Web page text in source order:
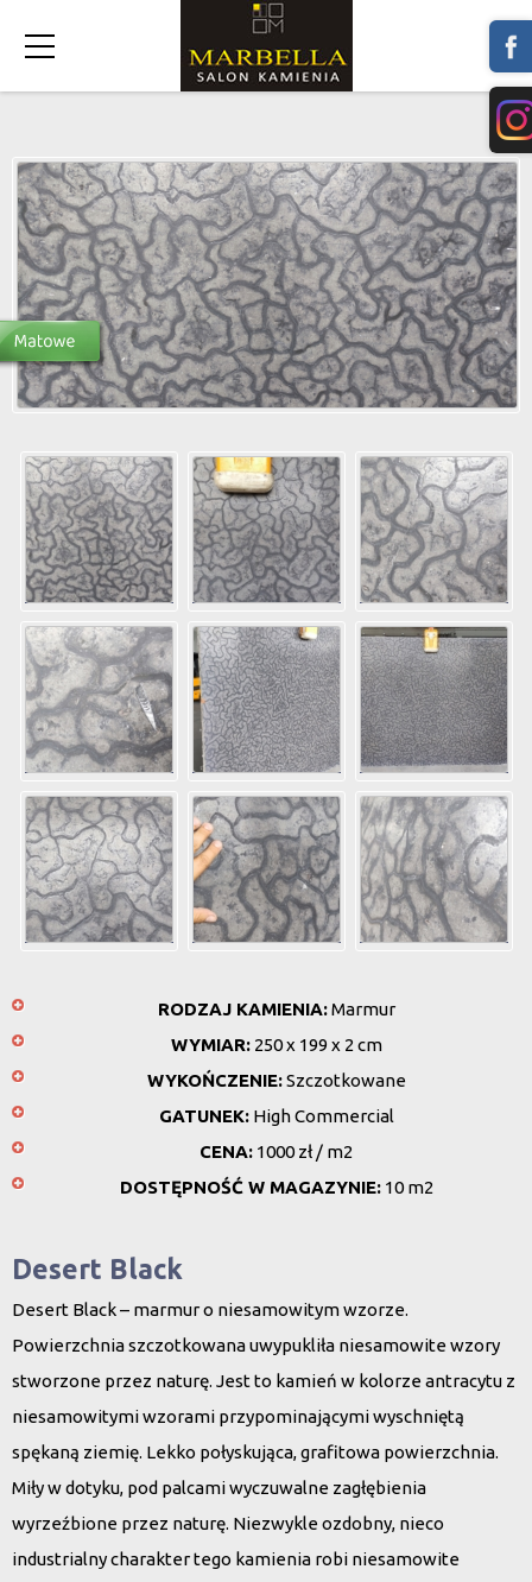
RODZAJ KAMIENIA:Marmur
WYMIAR:250 x 199 x 2 cm
WYKOŃCZENIE:Szczotkowane
GATUNEK:High Commercial
CENA: 1000 zł / m2
DOSTĘPNOŚĆ W MAGAZYNIE:10 m2
Desert Black
Desert Black – marmur o niesamowitym wzorze.
Powierzchnia szczotkowana uwypukliła niesamowite wzory
stworzone przez naturę. Jest to kamień w kolorze antracytu z
niesamowitymi wzorami przypominającymi wyschniętą
spękaną ziemię. Lekko połyskująca, grafitowa powierzchnia.
Miły w dotyku, pod palcami wyczuwalne zagłębienia
wyrzeźbione przez naturę. Niezwykle ozdobny, nieco
industrialny charakter tego kamienia robi niesamowite